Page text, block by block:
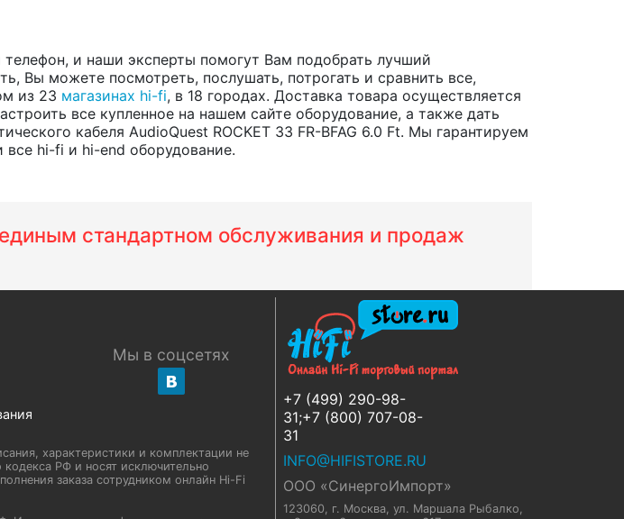
и наши эксперты помогут Вам подобрать лучший
Вы можете посмотреть, послушать, потрогать и сравнить все,
из 23 магазинах hi-fi, в 18 городах. Доставка товара осуществляется
все купленное на нашем сайте оборудование, а также дать
кабеля AudioQuest ROCKET 33 FR-BFAG 6.0 Ft. Мы гарантируем
hi-fi и hi-end оборудование.
стандартном обслуживания и продаж
+7 (499) 290-98-
31;+7 (800) 707-08-
31
INFO@HIFISTORE.RU
ООО «СинергоИмпорт»
123060, г. Москва ул. Маршала Рыбалко,
Мы в соцсетях
характеристики и комплектации не
РФ и носят исключительно
заказа сотрудником онлайн Hi-Fi